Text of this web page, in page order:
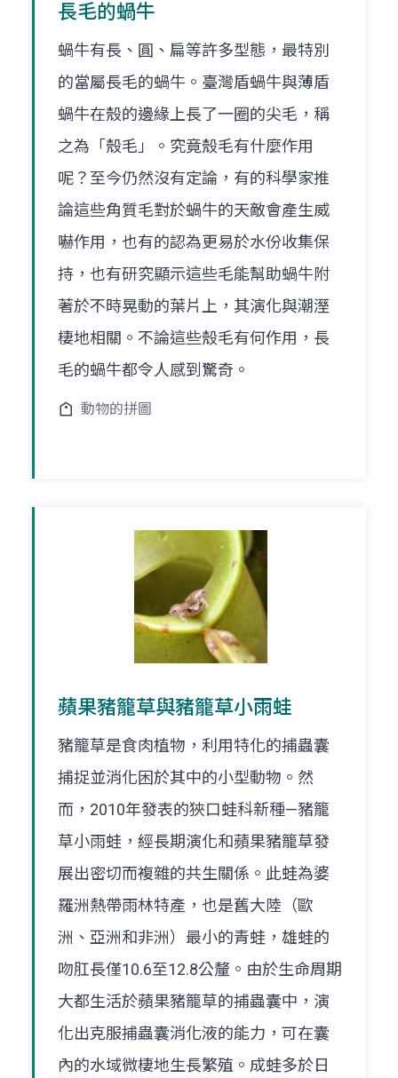
長毛的蝸牛
蝸牛有長、圓、扁等許多型態，最特別
的當屬長毛的蝸牛。臺灣盾蝸牛與薄盾
蝸牛在殼的邊緣上長了一圈的尖毛，稱
之為「殼毛」。究竟殼毛有什麼作用
呢？至今仍然沒有定論，有的科學家推
論這些角質毛對於蝸牛的天敵會產生威
嚇作用，也有的認為更易於水份收集保
持，也有研究顯示這些毛能幫助蝸牛附
著於不時晃動的葉片上，其演化與潮溼
棲地相關。不論這些殼毛有何作用，長
毛的蝸牛都令人感到驚奇。
動物的拼圖
蘋果豬籠草與豬籠草小雨蛙
豬籠草是食肉植物，利用特化的捕蟲囊
捕捉並消化困於其中的小型動物。然
而，2010年發表的狹口蛙科新種—豬籠
草小雨蛙，經長期演化和蘋果豬籠草發
展出密切而複雜的共生關係。此蛙為婆
羅洲熱帶雨林特產，也是舊大陸（歐
洲、亞洲和非洲）最小的青蛙，雄蛙的
吻肛長僅10.6至12.8公釐。由於生命周期
大都生活於蘋果豬籠草的捕蟲囊中，演
化出克服捕蟲囊消化液的能力，可在囊
內的水域微棲地生長繁殖。成蛙多於日